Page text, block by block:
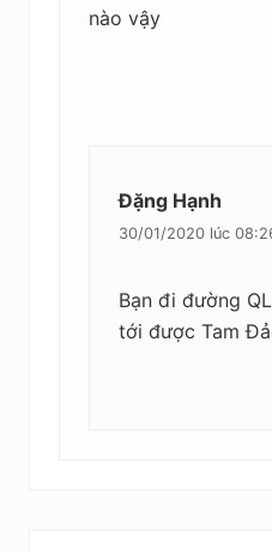
nào vậy
Đặng Hạnh
30/01/2020 lúc
Bạn đi đường
tới được Tam